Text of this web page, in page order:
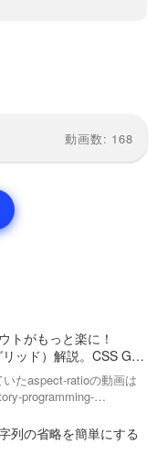
明していま
する機能を提
た。
パティ内に
。例えば、tra
ロテート、
）などの機
は、これらの
的に行えるよ
動画数: 168
トがもっと楽に！
ッド）解説。CSS Grid
しょう。前編
たaspect-ratioの動画は
programming-
列の省略を簡単にする